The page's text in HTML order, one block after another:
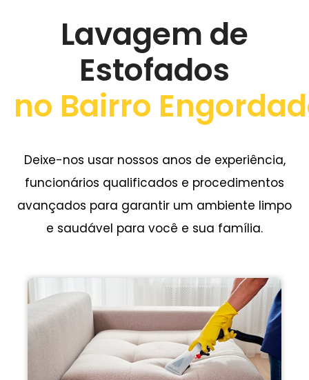
Lavagem de
Estofados
no Bairro
Deixe-nos usar nossos anos de experiência,
funcionários qualificados e procedimentos
avançados para garantir um ambiente limpo
e saudável para você e sua família.